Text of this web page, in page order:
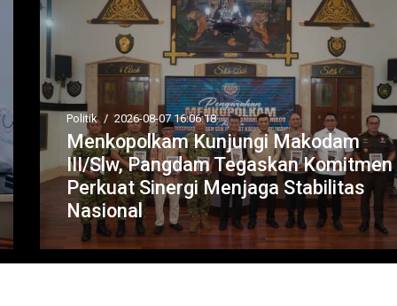
Politik / 2026-08-07 16:06:18
Menkopolkam Kunjungi Makodam
III/Slw, Pangdam Tegaskan Komitmen
Perkuat Sinergi Menjaga Stabilitas
Nasional